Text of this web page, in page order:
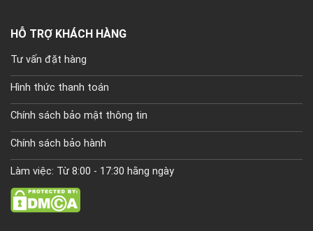
HỖ TRỢ KHÁCH HÀNG
Tư vấn đặt hàng
Hình thức thanh toán
Chính sách bảo mật thông tin
Chính sách bảo hành
Làm việc: Từ 8:00 - 17:30 hằng ngày